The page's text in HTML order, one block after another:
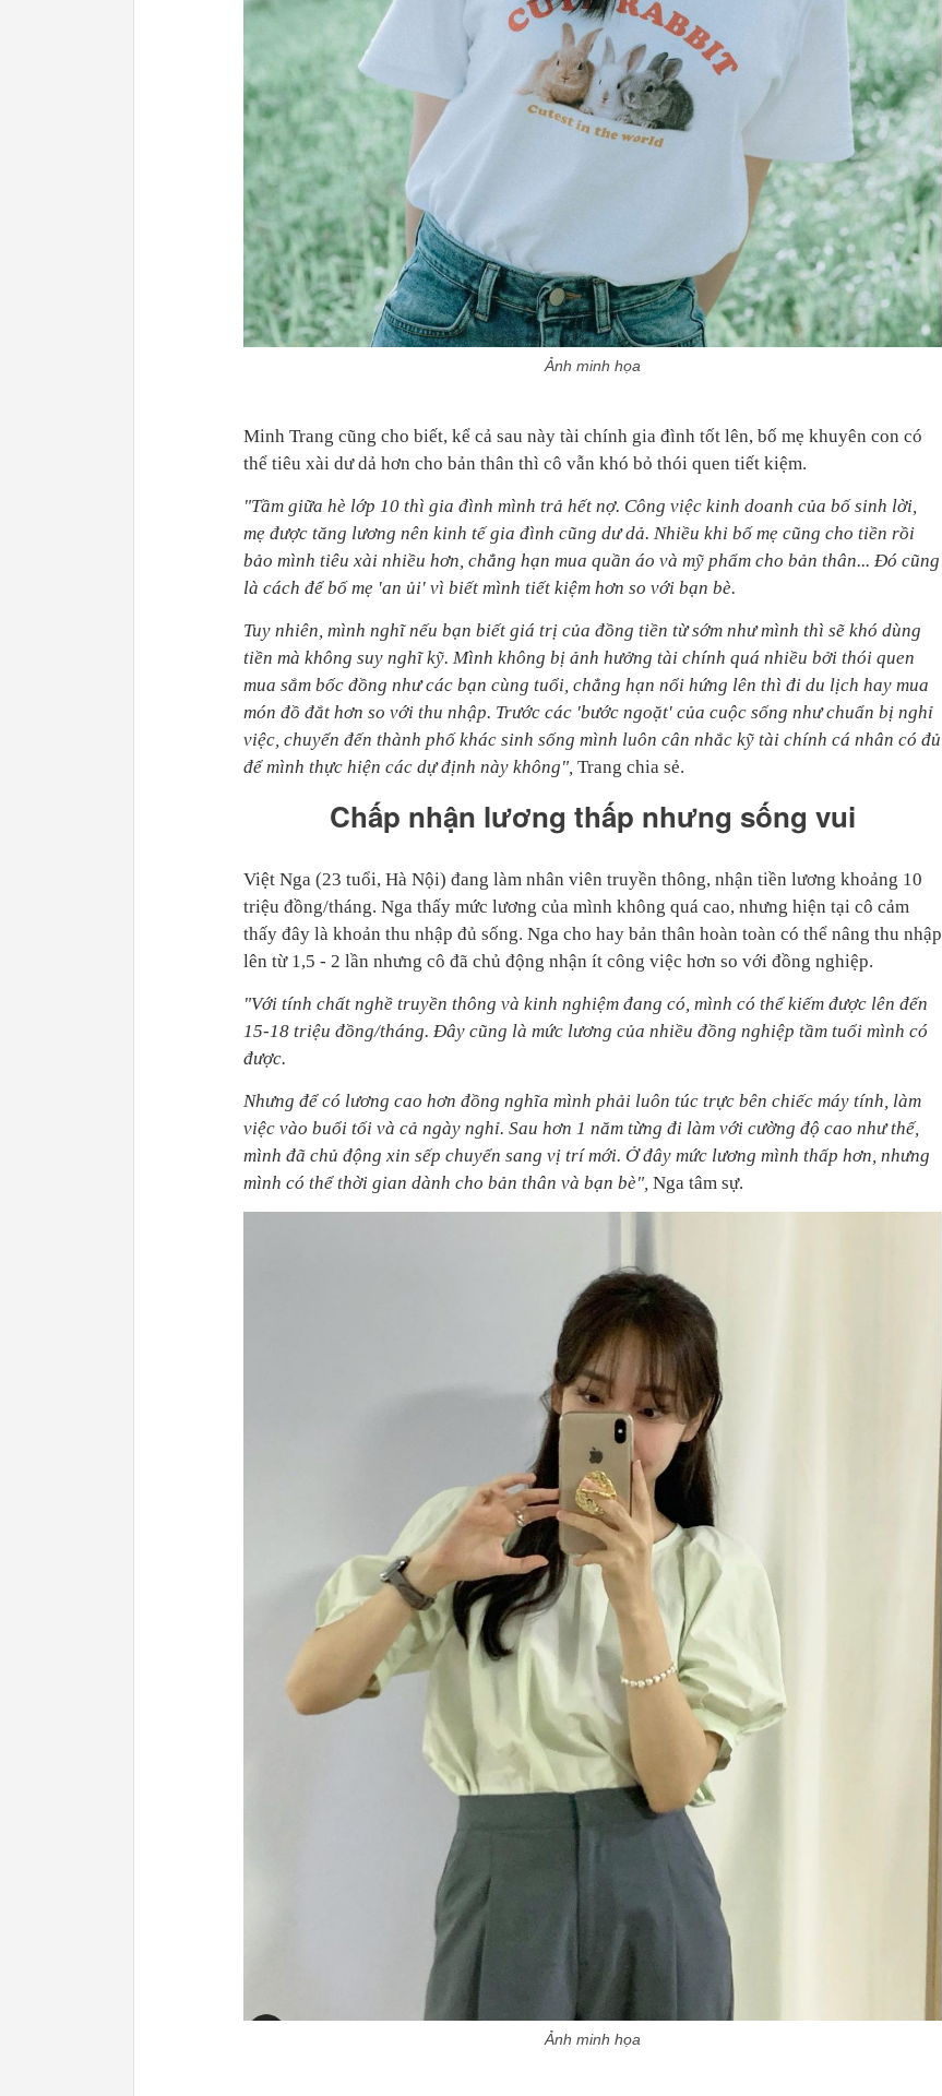
Ảnh minh họa
Minh Trang cũng cho biết, kể cả sau này tài chính gia đình tốt lên, bố mẹ khuyên con có
thể tiêu xài dư dả hơn cho bản thân thì cô vẫn khó bỏ thói quen tiết kiệm.
"Tầm giữa hè lớp 10 thì gia đình mình trả hết nợ. Công việc kinh doanh của bố sinh lời,
mẹ được tăng lương nên kinh tế gia đình cũng dư dả. Nhiều khi bố mẹ cũng cho tiền rồi
bảo mình tiêu xài nhiều hơn, chẳng hạn mua quần áo và mỹ phẩm cho bản thân... Đó cũng
là cách để bố mẹ 'an ủi' vì biết mình tiết kiệm hơn so với bạn bè.
Tuy nhiên, mình nghĩ nếu bạn biết giá trị của đồng tiền từ sớm như mình thì sẽ khó dùng
tiền mà không suy nghĩ kỹ. Mình không bị ảnh hưởng tài chính quá nhiều bởi thói quen
mua sắm bốc đồng như các bạn cùng tuổi, chẳng hạn nổi hứng lên thì đi du lịch hay mua
món đồ đắt hơn so với thu nhập. Trước các 'bước ngoặt' của cuộc sống như chuẩn bị nghỉ
việc, chuyển đến thành phố khác sinh sống mình luôn cân nhắc kỹ tài chính cá nhân có đủ
để mình thực hiện các dự định này không", Trang chia sẻ.
Chấp nhận lương thấp nhưng sống vui
Việt Nga (23 tuổi, Hà Nội) đang làm nhân viên truyền thông, nhận tiền lương khoảng 10
triệu đồng/tháng. Nga thấy mức lương của mình không quá cao, nhưng hiện tại cô cảm
thấy đây là khoản thu nhập đủ sống. Nga cho hay bản thân hoàn toàn có thể nâng thu nhập
lên từ 1,5 - 2 lần nhưng cô đã chủ động nhận ít công việc hơn so với đồng nghiệp.
"Với tính chất nghề truyền thông và kinh nghiệm đang có, mình có thể kiếm được lên đến
15-18 triệu đồng/tháng. Đây cũng là mức lương của nhiều đồng nghiệp tầm tuổi mình có
được.
Nhưng để có lương cao hơn đồng nghĩa mình phải luôn túc trực bên chiếc máy tính, làm
việc vào buổi tối và cả ngày nghỉ. Sau hơn 1 năm từng đi làm với cường độ cao như thế,
mình đã chủ động xin sếp chuyển sang vị trí mới. Ở đây mức lương mình thấp hơn, nhưng
mình có thể thời gian dành cho bản thân và bạn bè", Nga tâm sự.
Ảnh minh họa